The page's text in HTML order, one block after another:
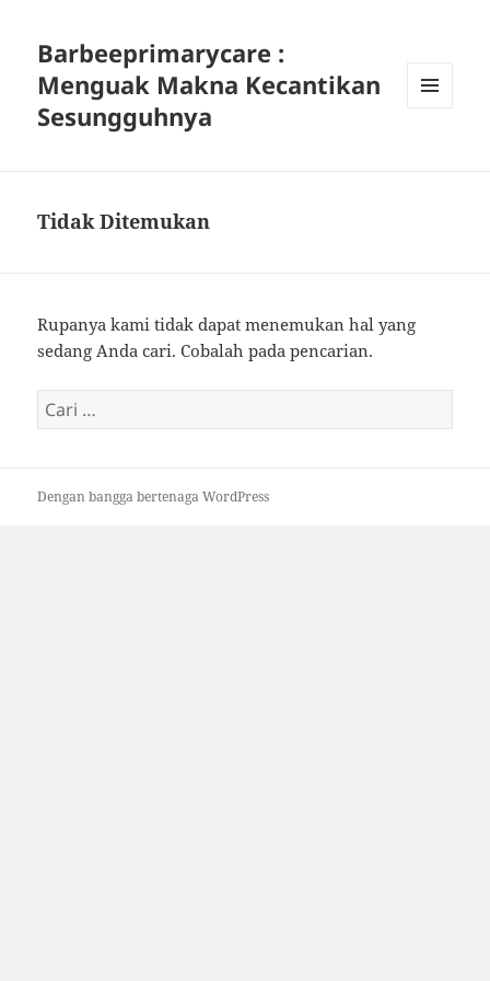
Barbeeprimarycare :
Menguak Makna Kecantikan
Sesungguhnya
Tidak Ditemukan
Rupanya kami tidak dapat menemukan hal yang
sedang Anda cari. Cobalah pada pencarian.
Cari
untuk:
Dengan bangga bertenaga WordPress